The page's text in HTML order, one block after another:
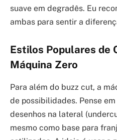
suave em degradês. Eu
ambas para sentir a
Estilos Populares de
Máquina Zero
Para além do buzz cut, a
de possibilidades. Pense
desenhos na lateral
mesmo como base para